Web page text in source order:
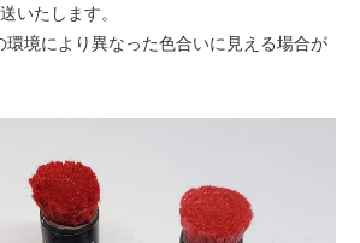
いたします。
境により異なった色合いに見える場合が